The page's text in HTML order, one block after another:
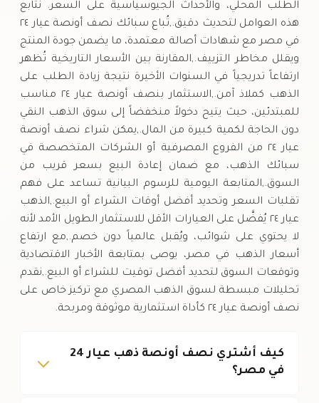
الطلب المحلي، والأحداث الجيوسياسية على السعر. نتابع
هذه العوامل لتحديث دقيق.,تُباع سبائك نصف أونصة عيار ٢٤
في مصر مع شهادات أصالة معتمدة، ما يضمن جودة المنتج
ويقلل مخاطر التزييف.,المقارنة بين الأسعار التاريخية تُظهر
ارتفاعاً تدريجياً في السنوات الأخيرة نتيجة زيادة الطلب على
الذهب كملاذ آمن.,الاستثمار بنصف أونصة عيار ٢٤ مناسب
للمبتدئين، حيث يتيح دخولاً منخفضاً إلى سوق الذهب النقي
دون الحاجة لكمية كبيرة من المال.,يمكن شراء نصف أونصة
عيار ٢٤ من الفروع المصرفية أو الشركات المتخصصة في
سبائك الذهب، مع ضمان إعادة البيع بسعر قريب من
السوق.,المتابعة اليومية للرسوم البيانية تساعد على فهم
تقلبات السعر وتحديد أفضل أوقات الشراء أو البيع.,الذهب
عيار ٢٤ يُفضَّل على العيارات الأقل للاستثمار الطويل الأمد لأنه
لا يحتوي على شوائب، ويُقبل عالمياً دون خصم.,مع ارتفاع
أسعار الذهب في مصر، يوصى بمتابعة الأخبار الاقتصادية
وتوقعات السوق لتحديد أفضل توقيت للشراء أو البيع.,نقدم
تحليلات مبسطة لسوق الذهب المصري مع تركيز خاص على
نصف أونصة عيار ٢٤ كأداة استثمارية موثوقة ومربحة.
كيف أشتري نصف أونصة ذهب عيار 24
في مصر؟